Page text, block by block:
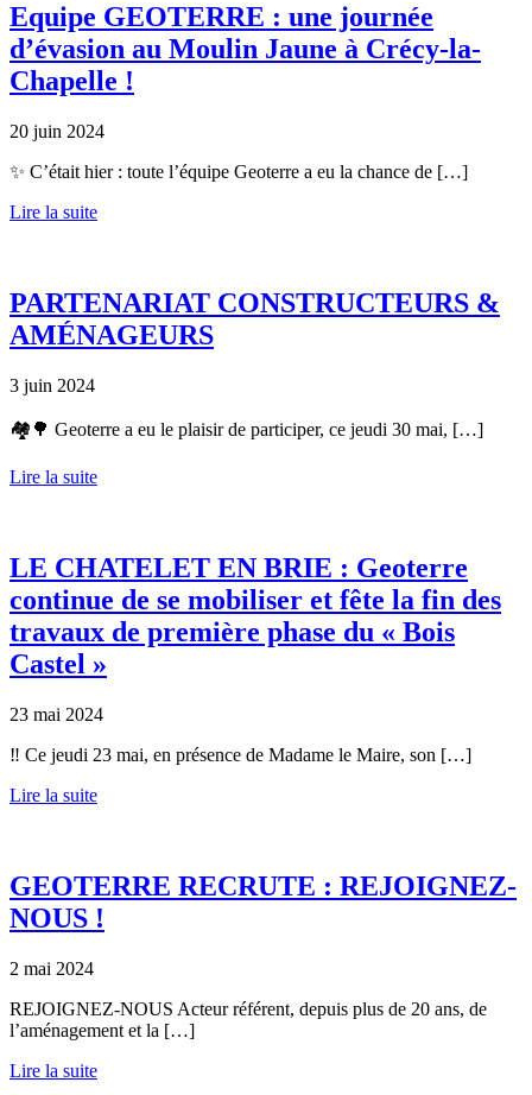
Equipe GEOTERRE : une journée
d’évasion au Moulin Jaune à Crécy-la-
Chapelle !
20 juin 2024
✨ C’était hier : toute l’équipe Geoterre a eu la chance de […]
Lire la suite
PARTENARIAT CONSTRUCTEURS &
AMÉNAGEURS
3 juin 2024
🏘️🌳 Geoterre a eu le plaisir de participer, ce jeudi 30 mai, […]
Lire la suite
LE CHATELET EN BRIE : Geoterre
continue de se mobiliser et fête la fin des
travaux de première phase du « Bois
Castel »
23 mai 2024
‼️ Ce jeudi 23 mai, en présence de Madame le Maire, son […]
Lire la suite
GEOTERRE RECRUTE : REJOIGNEZ-
NOUS !
2 mai 2024
REJOIGNEZ-NOUS Acteur référent, depuis plus de 20 ans, de
l’aménagement et la […]
Lire la suite